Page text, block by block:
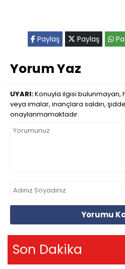
Paylaş Paylaş
Yorum Yaz
UYARI:Konuyla ilgisi
veya imalar, inançlara saldırı,
onaylanmamaktadır.
Yorumu
Son Dakika